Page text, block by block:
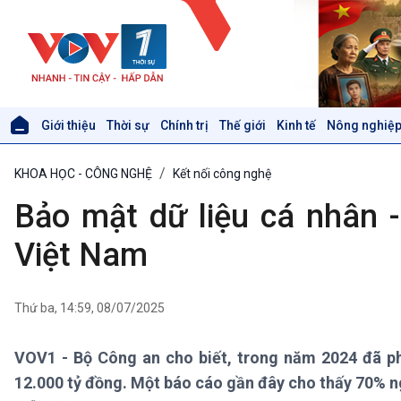
Giới thiệu Thời sự Chính trị Thế giới Kinh tế Nông
Thời sự 6h
Thời sự 12h
Thời sự 18h
Xã hội
Tin Đời sống & Xã hội
Khoa học & Công nghệ
Tin Khoa học & Công nghệ
KHOA HỌC - CÔNG NGHỆ Kết nối công nghệ
Bảo mật dữ liệu cá nhân
Việt Nam
Thứ ba, 14:59, 08/07/2025
VOV1 - Bộ Công an cho biết, trong năm 2024 đã
12.000 tỷ đồng. Một báo cáo gần đây cho thấy